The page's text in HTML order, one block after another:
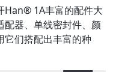
Han® 1A丰富的配件大
配器、单线密封件、颜
它们搭配出丰富的种